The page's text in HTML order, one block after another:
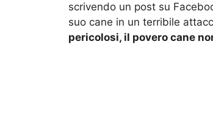
scrivendo un post su
suo cane in un terribile
pericolosi, il povero cane